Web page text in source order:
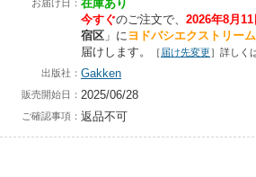
お届け日： 在庫あり
今すぐのご注文で、 2026年8月
宿区 」に ヨドバシエクストリー
届けします。
［届け先変更］詳しく
出版社： Gakken
販売開始日： 2025/06/28
ご確認事項： 返品不可